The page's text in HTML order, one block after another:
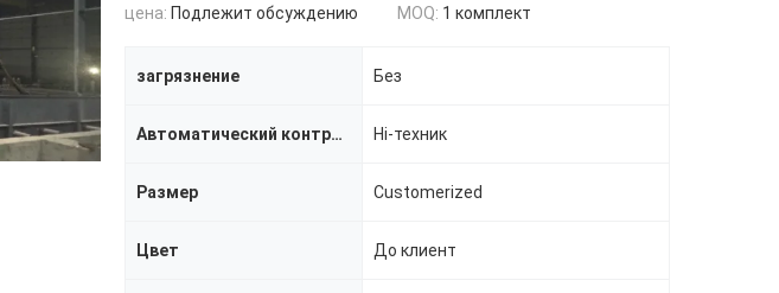
цена: Подлежит обсуждению MOQ: 1 комплект
загрязнение Без
Автоматический контроль Hi-техник
Размер Customerized
Цвет До клиент